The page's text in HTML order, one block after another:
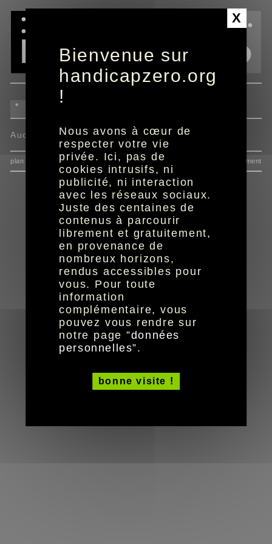
Aucun programme disponible
plan du site données personnelles consentement
© HandiCaPZéro -réalisation aYaline
X
Bienvenue sur
handicapzero.org
!
Nous avons à cœur de
respecter votre vie
privée. Ici, pas de
cookies intrusifs, ni
publicité, ni interaction
avec les réseaux sociaux.
Juste des centaines de
contenus à parcourir
librement et gratuitement,
en provenance de
nombreux horizons,
rendus accessibles pour
vous. Pour toute
information
complémentaire, vous
pouvez vous rendre sur
notre page ”données
personnelles”.
bonne visite !